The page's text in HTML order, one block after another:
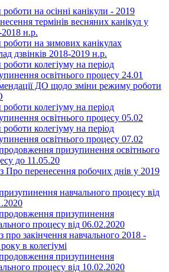
на осінні канікули - 2019
термінів весняних канікул у
2018 н.р.
на зимових канікулах
дзвінків 2018-2019 н.р.
колегіуму на період
освітнього процесу 24.01
ДО щодо зміни режиму роботи
колегіуму на період
освітнього процесу 05.02
колегіуму на період
освітнього процесу 07.02
призупинення освітнього
до 11.05.20
Про перенесення робочих днів у 2019
навчального процесу від
призупинення
процесу від 06.02.2020
про закінчення навчального 2018 -
в колегіумі
призупинення
процесу від 10.02.2020